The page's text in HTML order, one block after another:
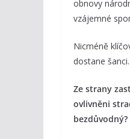
obnovy
vzájemné
Nicméně
dostane šanci.
Ze strany
ovlivněni